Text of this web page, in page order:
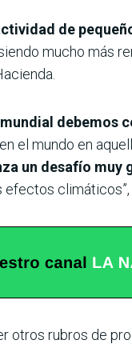
de
mucho más
debemos
el mundo en
un desafío muy
climáticos”,
otros rubros de